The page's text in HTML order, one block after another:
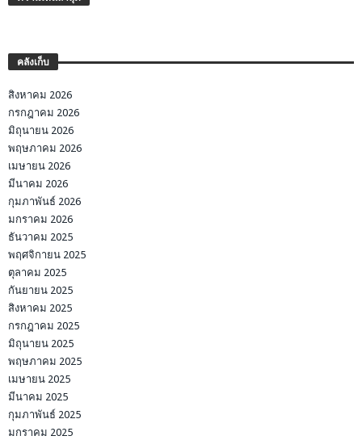
คลังเก็บ
สิงหาคม 2026
กรกฎาคม 2026
มิถุนายน 2026
พฤษภาคม 2026
เมษายน 2026
มีนาคม 2026
กุมภาพันธ์ 2026
มกราคม 2026
ธันวาคม 2025
พฤศจิกายน 2025
ตุลาคม 2025
กันยายน 2025
สิงหาคม 2025
กรกฎาคม 2025
มิถุนายน 2025
พฤษภาคม 2025
เมษายน 2025
มีนาคม 2025
กุมภาพันธ์ 2025
มกราคม 2025